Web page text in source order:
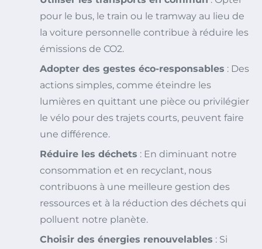
pour le bus, le train ou le tramway au lieu de
la voiture personnelle contribue à réduire les
émissions de CO2.
Adopter des gestes éco-responsables : Des
actions simples, comme éteindre les
lumières en quittant une pièce ou privilégier
le vélo pour des trajets courts, peuvent faire
une différence.
Réduire les déchets : En diminuant notre
consommation et en recyclant, nous
contribuons à une meilleure gestion des
ressources et à la réduction des déchets qui
polluent notre planète.
Choisir des énergies renouvelables : Si